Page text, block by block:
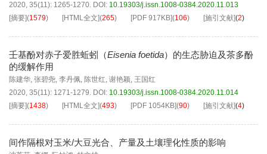
2020, 35(11): 1265-1270. DOI: 10.19303/j.issn.1008-0384.2020.11.013
[摘要](1579) [HTML全文](265) [PDF 917KB](106) [施引文献](2)
壬基酚对赤子爱胜蚯蚓（Eisenia foetida）的生态胁迫及茶多酚
的缓解作用
陈建华, 张碧尧, 李丹佩, 陈世红, 谢艳颖, 王国红
2020, 35(11): 1271-1279. DOI: 10.19303/j.issn.1008-0384.2020.11.014
[摘要](1438) [HTML全文](493) [PDF 1054KB](90) [施引文献](4)
间作隔根对玉米/大豆光合、产量及土壤理化性质的影响